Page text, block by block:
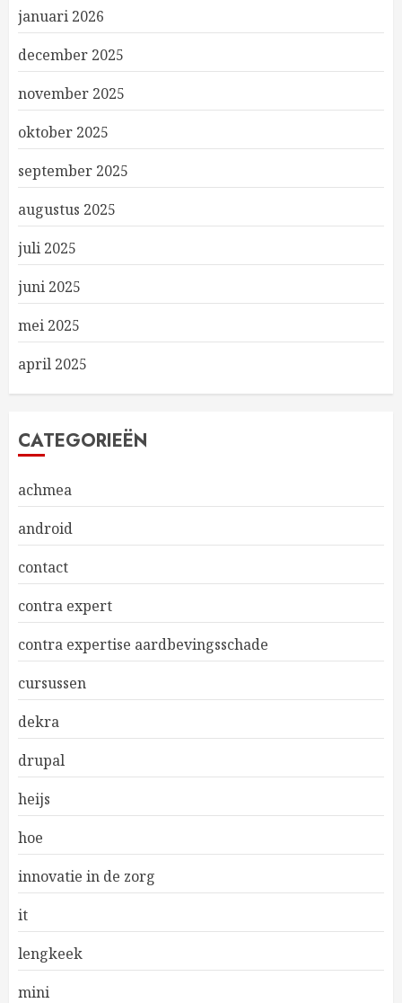
januari 2026
december 2025
november 2025
oktober 2025
september 2025
augustus 2025
juli 2025
juni 2025
mei 2025
april 2025
CATEGORIEËN
achmea
android
contact
contra expert
contra expertise aardbevingsschade
cursussen
dekra
drupal
heijs
hoe
innovatie in de zorg
it
lengkeek
mini